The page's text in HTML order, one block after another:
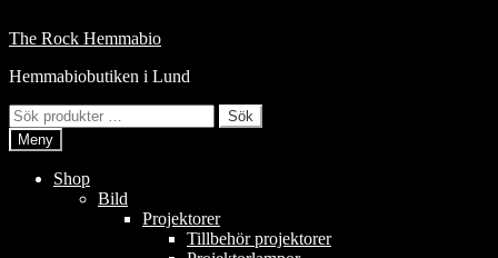
till
Hoppa
navigering
Hoppa
innehåll
The Rock Hemmabio
Hemmabiobutiken i Lund
Sök
efter:
Sök
Meny
Shop
Bild
Projektorer
Tillbehör projektorer